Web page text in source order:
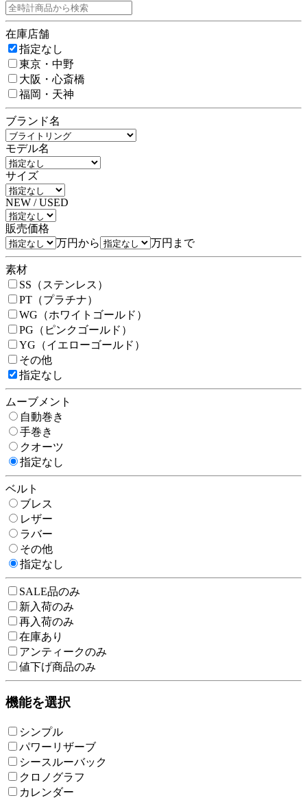
在庫店舗
指定なし
東京・中野
大阪・心斎橋
福岡・天神
ブランド名
モデル名
サイズ
NEW / USED
販売価格
万円から
万円まで
素材
SS（ステンレス）
PT（プラチナ）
WG（ホワイトゴールド）
PG（ピンクゴールド）
YG（イエローゴールド）
その他
指定なし
ムーブメント
自動巻き
手巻き
クオーツ
指定なし
ベルト
ブレス
レザー
ラバー
その他
指定なし
SALE品のみ
新入荷のみ
再入荷のみ
在庫あり
アンティークのみ
値下げ商品のみ
機能を選択
シンプル
パワーリザーブ
シースルーバック
クロノグラフ
カレンダー